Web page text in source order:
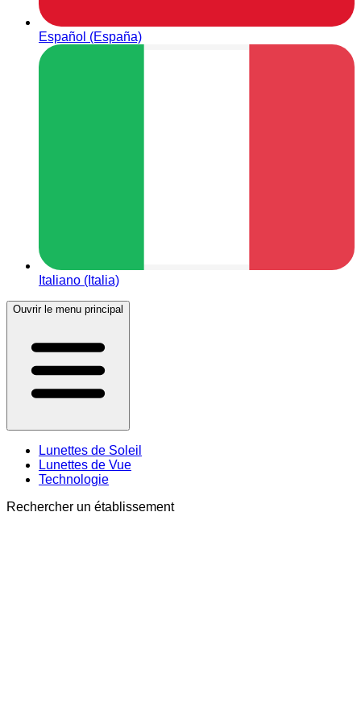
Español (España)
Italiano (Italia)
Ouvrir le menu principal
Lunettes de Soleil
Lunettes de Vue
Technologie
Rechercher un établissement